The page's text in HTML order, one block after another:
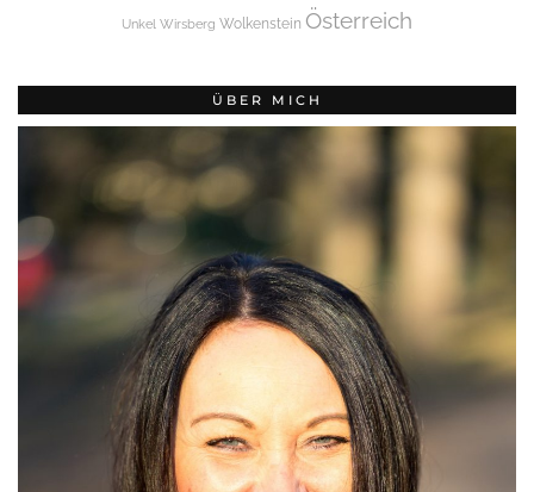
Unkel Wirsberg Wolkenstein Österreich
ÜBER MICH